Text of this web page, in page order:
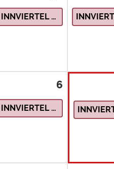
INNVIERTEL – Natur & Landschaft
6
INNVIERTEL – Natur & Landschaft